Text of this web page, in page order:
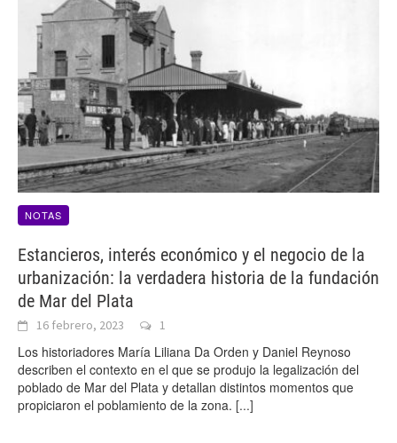
NOTAS
Estancieros, interés económico y el negocio de la
urbanización: la verdadera historia de la fundación
de Mar del Plata
16 febrero, 2023 1
Los historiadores María Liliana Da Orden y Daniel Reynoso
describen el contexto en el que se produjo la legalización del
poblado de Mar del Plata y detallan distintos momentos que
propiciaron el poblamiento de la zona. [...]